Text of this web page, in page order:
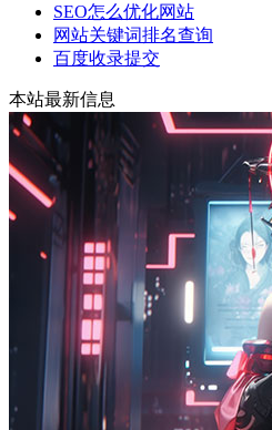
SEO怎么优化网站
网站关键词排名查询
百度收录提交
本站最新信息